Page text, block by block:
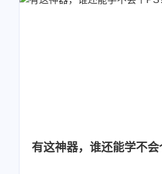
有这神器，谁还能学不会